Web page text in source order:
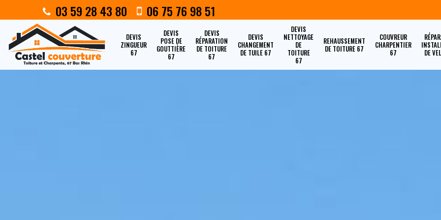
03 59 28 43 80 06 75 76 98 51
DEVIS
ZINGUEUR
67
DEVIS
POSE DE
GOUTTIÈRE
67
DEVIS
RÉPARATION
DE TOITURE
67
DEVIS
CHANGEMENT
DE TUILE 67
DEVIS
NETTOYAGE
DE
TOITURE
67
REHAUSSEMENT
DE TOITURE 67
COUVREUR
CHARPENTIER
67
DE